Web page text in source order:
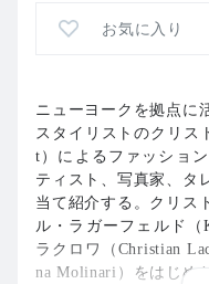
お気に入り
ニューヨークを拠点に
スタイリストのクリス
t）によるファッショ
ティスト、写真家、タ
当て紹介する。クリス
ル・ラガーフェルド（
ラクロワ（Christian
na Molinari）をはじめ